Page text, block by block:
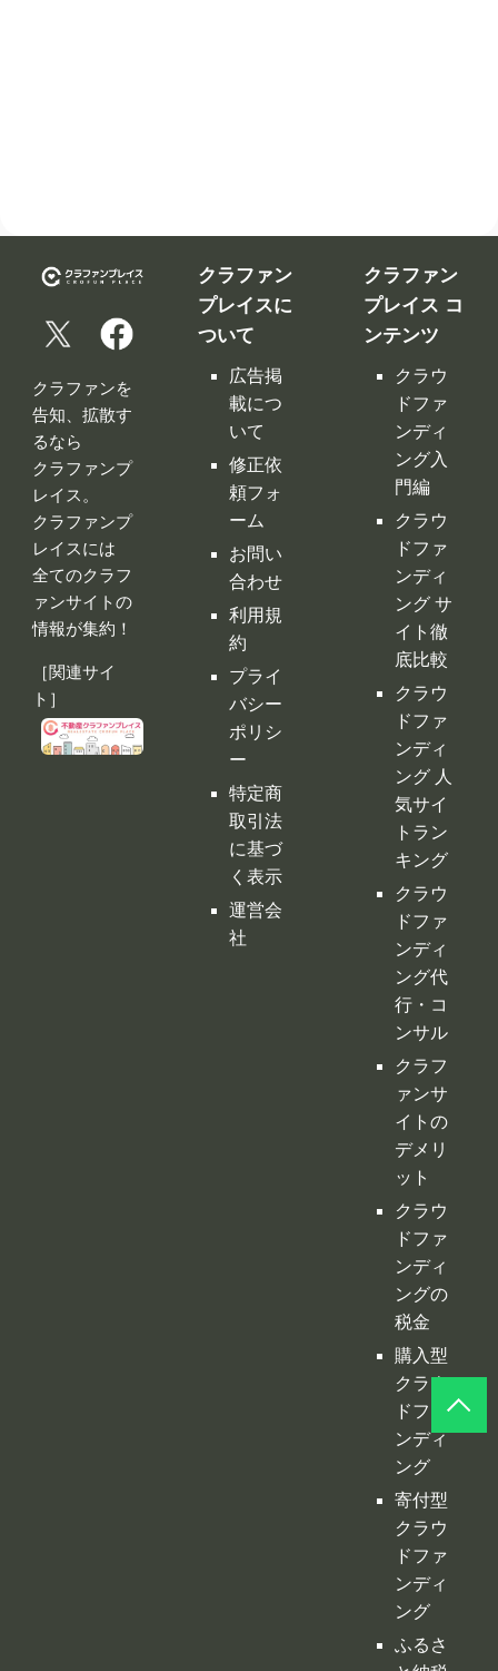
クラファンを
告知、拡散す
るなら
レイス。
クラファンプ
レイスには
全てのクラフ
ァンサイトの
情報が集約！
［関連サイ
ト］
ついて
広告掲
載につ
いて
修正依
頼フォ
ーム
お問い
合わせ
利用規
約
プライ
バシー
ポリシ
ー
特定商
取引法
に基づ
く表示
運営会
社
ンテンツ
クラウ
ドファ
ンディ
ング入
門編
クラウ
ドファ
ンディ
ング サ
イト徹
底比較
クラウ
ドファ
ンディ
ング 人
気サイ
トラン
キング
クラウ
ドファ
ンディ
ング代
行・コ
ンサル
クラフ
ァンサ
イトの
デメリ
クラウ
ドファ
ンディ
ングの
税金
購入型
クラウ
ドファ
ンディ
ング
寄付型
クラウ
ドファ
ンディ
ング
ふるさ
と納税
型クラ
ウドフ
ァンデ